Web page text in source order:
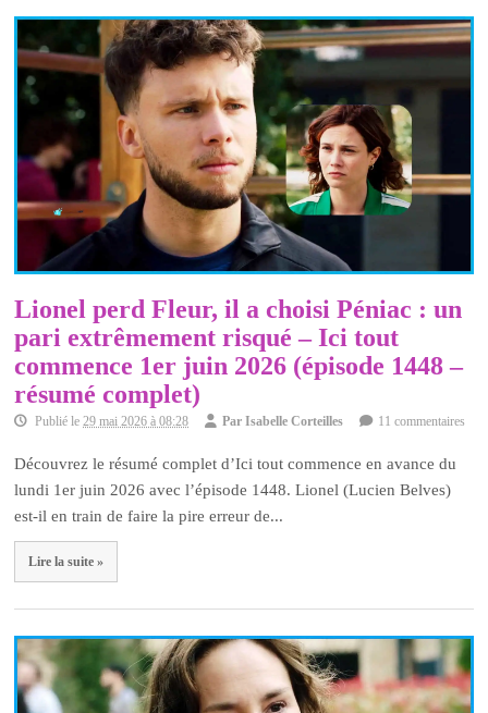
Lionel perd Fleur, il a choisi Péniac : un
pari extrêmement risqué – Ici tout
commence 1er juin 2026 (épisode 1448 –
résumé complet)
Publié le29 mai 2026 à 08:28 ParIsabelle Corteilles 11 commentaires
Découvrez le résumé complet d’Ici tout commence en avance du
lundi 1er juin 2026 avec l’épisode 1448. Lionel (Lucien Belves)
est-il en train de faire la pire erreur de...
Lire la suite »